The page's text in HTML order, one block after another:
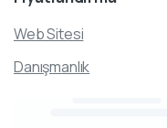
Web Sitesi
Danışmanlık